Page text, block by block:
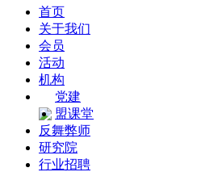
首页
关于我们
会员
活动
机构
党建
盟课堂
反舞弊师
研究院
行业招聘